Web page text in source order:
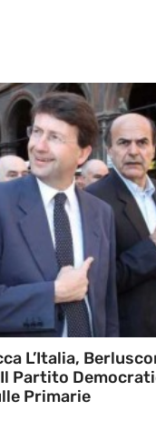
L’Italia,
Partito
Primarie